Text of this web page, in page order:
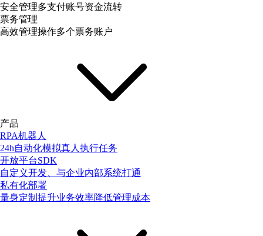
安全管理多支付账号资金流转
票务管理
高效管理操作多个票务账户
产品
RPA机器人
24h自动化模拟真人执行任务
开放平台SDK
自定义开发、与企业内部系统打通
私有化部署
量身定制提升业务效率降低管理成本